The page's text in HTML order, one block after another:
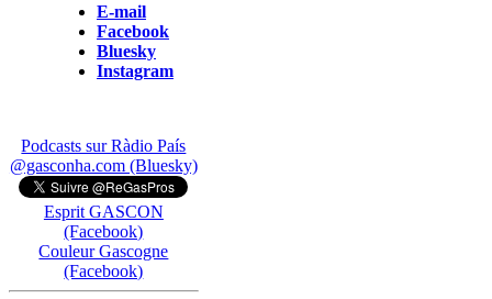
E-mail
Facebook
Bluesky
Instagram
Podcasts sur Ràdio País
@gasconha.com (Bluesky)
Esprit GASCON
(Facebook)
Couleur Gascogne
(Facebook)